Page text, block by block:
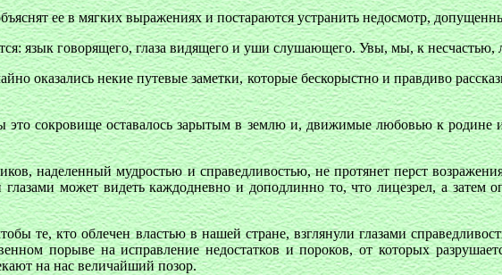
ее в мягких выражениях и постараются устранить недосмотр,
язык говорящего, глаза видящего и уши слушающего. Увы, мы, к несчастью,
оказались некие путевые заметки, которые бескорыстно и правдиво
сокровище оставалось зарытым в землю и, движимые любовью к родине и
наделенный мудростью и справедливостью, не протянет перст
может видеть каждодневно и доподлинно то, что лицезрел, а затем
те, кто облечен властью в нашей стране, взглянули глазами
порыве на исправление недостатков и пороков, от которых
на нас величайший позор.